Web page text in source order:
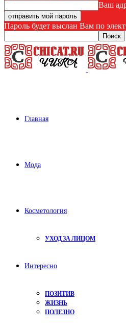
Ваш
Пароль будет выслан Вам по
Главная
Мода
Косметология
УХОД ЗА ЛИЦОМ
Интересно
ПОЗИТИВ
ЖИЗНЬ
ПОЛЕЗНО